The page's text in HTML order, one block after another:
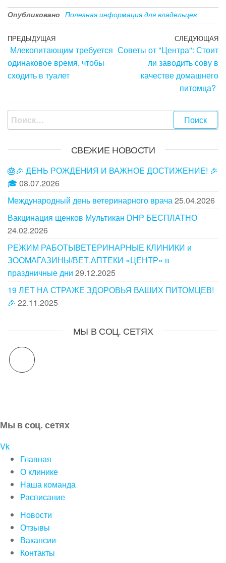
Опубликовано Полезная информация для владельцев
Навигация
по
записям
Предыдущая
запись
ПРЕДЫДУЩАЯ
Млекопитающим требуется
одинаковое время, чтобы
сходить в туалет
СЛЕДУЮЩАЯ
Советы от "Центра": Стоит
ли заводить сову в
качестве домашнего
питомца?
Найти:
СВЕЖИЕ НОВОСТИ
🎂🎉 ДЕНЬ РОЖДЕНИЯ И ВАЖНОЕ ДОСТИЖЕНИЕ! 🎉
🎓08.07.2026
Международный день ветеринарного врача25.04.2026
Вакцинация щенков Мультикан DHP БЕСПЛАТНО
24.02.2026
РЕЖИМ РАБОТЫВЕТЕРИНАРНЫЕ КЛИНИКИ и
ЗООМАГАЗИНЫ/ВЕТ.АПТЕКИ «ЦЕНТР» в
праздничные дни 29.12.2025
19 ЛЕТ НА СТРАЖЕ ЗДОРОВЬЯ ВАШИХ ПИТОМЦЕВ!
🎉 22.11.2025
МЫ В СОЦ. СЕТЯХ
Мы в соц. сетях
Vk
Главная
О клинике
Наша команда
Расписание
Новости
Отзывы
Вакансии
Контакты